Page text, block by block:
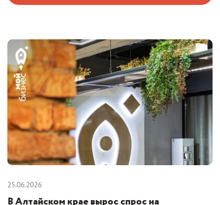
25.06.2026
В Алтайском крае вырос спрос на